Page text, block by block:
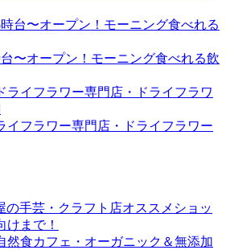
〜オープン！モーニング食べれる飲
イフラワー専門店・ドライフラワー
の手芸・クラフト店オススメショッ
けまで！